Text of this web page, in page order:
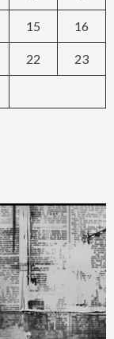
15 16
22 23